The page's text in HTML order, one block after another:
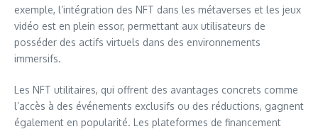
exemple, l’intégration des NFT dans les métaverses et les jeux
vidéo est en plein essor, permettant aux utilisateurs de
posséder des actifs virtuels dans des environnements
immersifs.
Les NFT utilitaires, qui offrent des avantages concrets comme
l’accès à des événements exclusifs ou des réductions, gagnent
également en popularité. Les plateformes de financement